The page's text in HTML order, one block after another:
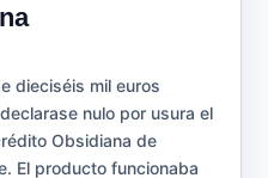
dieciséis mil euros
nulo por usura el
Obsidiana de
El producto funcionaba